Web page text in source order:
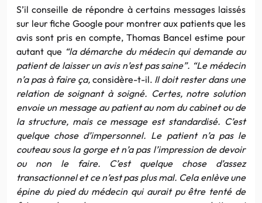
S’il conseille de répondre à certains messages laissés
sur leur fiche Google pour montrer aux patients que les
avis sont pris en compte, Thomas Bancel estime pour
autant que “la démarche du médecin qui demande au
patient de laisser un avis n’est pas saine”. “Le médecin
n’a pas à faire ça,considère-t-il. Il doit rester dans une
relation de soignant à soigné. Certes, notre solution
envoie un message au patient au nom du cabinet ou de
la structure, mais ce message est standardisé. C’est
quelque chose d’impersonnel. Le patient n’a pas le
couteau sous la gorge et n’a pas l’impression de devoir
ou non le faire. C’est quelque chose d’assez
transactionnel et ce n’est pas plus mal. Cela enlève une
épine du pied du médecin qui aurait pu être tenté de